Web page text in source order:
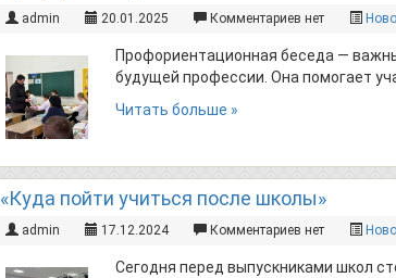
admin 20.01.2025 Комментариев нет
Профориентационная беседа —
будущей профессии. Она помогает
Читать больше »
«Куда пойти учиться после школы»
admin 17.12.2024 Комментариев нет
Сегодня перед выпускниками школ